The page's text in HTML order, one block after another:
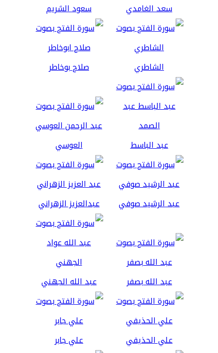
سعد الغامدي سعود الشريم
الشاطري صلاح بوخاطر
عبد الباسط العوسي
عبد الرشيد صوفي عبدالعزيز الزهراني
عبد الله بصفر عبد الله الجهني
علي الحذيفي علي جابر